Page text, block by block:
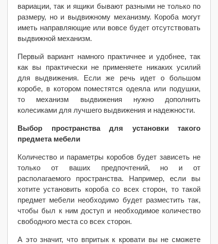
вариации, так и ящики бывают разными не только по
размеру, но и выдвижному механизму. Короба могут
иметь направляющие или вовсе будет отсутствовать
выдвижной механизм.
Первый вариант намного практичнее и удобнее, так
как вы практически не применяете никаких усилий
для выдвижения. Если же речь идет о большом
коробе, в котором поместятся одеяла или подушки,
то механизм выдвижения нужно дополнить
колесиками для лучшего выдвижения и надежности.
Выбор пространства для установки такого
предмета мебели
Количество и параметры коробов будет зависеть не
только от ваших предпочтений, но и от
располагаемого пространства. Например, если вы
хотите установить короба со всех сторон, то такой
предмет мебели необходимо будет разместить так,
чтобы был к ним доступ и необходимое количество
свободного места со всех сторон.
А это значит, что впритык к кровати вы не сможете